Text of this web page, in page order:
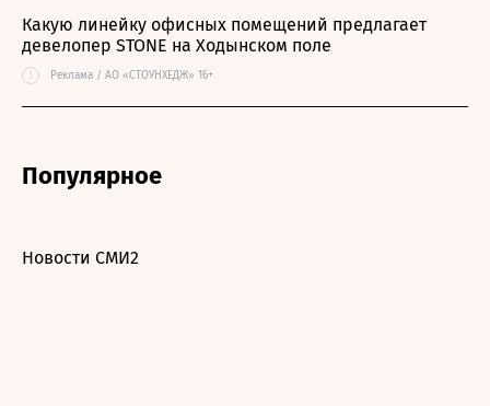
Какую линейку офисных помещений предлагает
девелопер STONE на Ходынском поле
i Реклама / АО «СТОУНХЕДЖ» 16+
Популярное
Новости СМИ2